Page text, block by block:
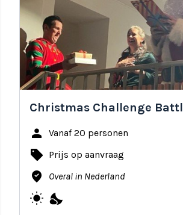
Christmas Challenge
person Vanaf 20 personen
local_offer Prijs op aanvraag
where_to_vote Overal in Nederland
wb_sunny nights_stay